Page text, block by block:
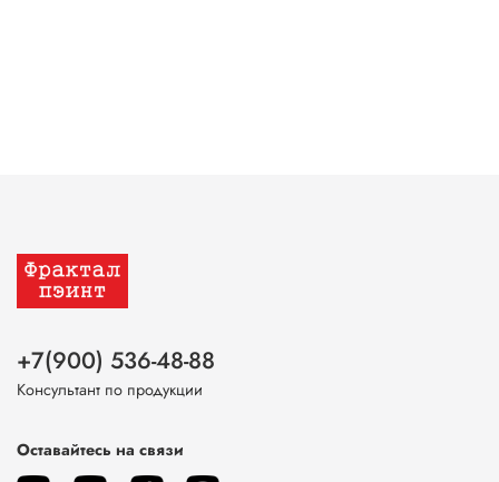
+7(900) 536-48-88
Консультант по продукции
Оставайтесь на связи